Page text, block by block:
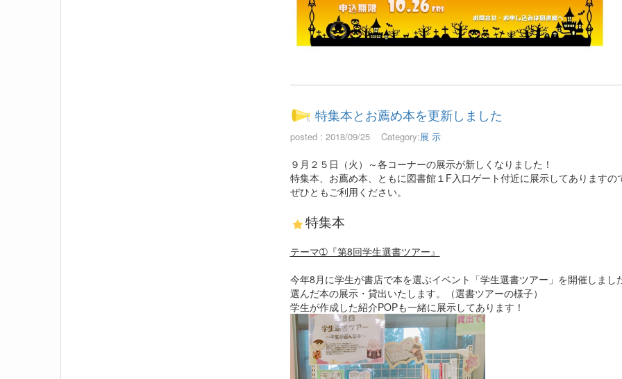
特集本とお薦め本を更新しました
posted : 2018/09/25 Category:展 示
９月２５日（火）～各コーナーの展示が新しくなりました！
特集本、お薦め本、ともに図書館１F入口ゲート付近に展示してありますの
ぜひともご利用ください。
特集本
テーマ➀『第8回学生選書ツアー』
今年8月に学生が書店で本を選ぶイベント「学生選書ツアー」を開催しまし
選んだ本の展示・貸出いたします。（選書ツアーの様子）
学生が作成した紹介POPも一緒に展示してあります！